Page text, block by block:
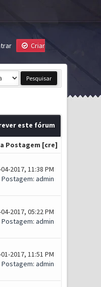
Criar
este fórum
Postagem [cre]
2017, 11:38 PM
Postagem: admin
2017, 05:22 PM
Postagem: admin
2017, 11:51 PM
Postagem: admin